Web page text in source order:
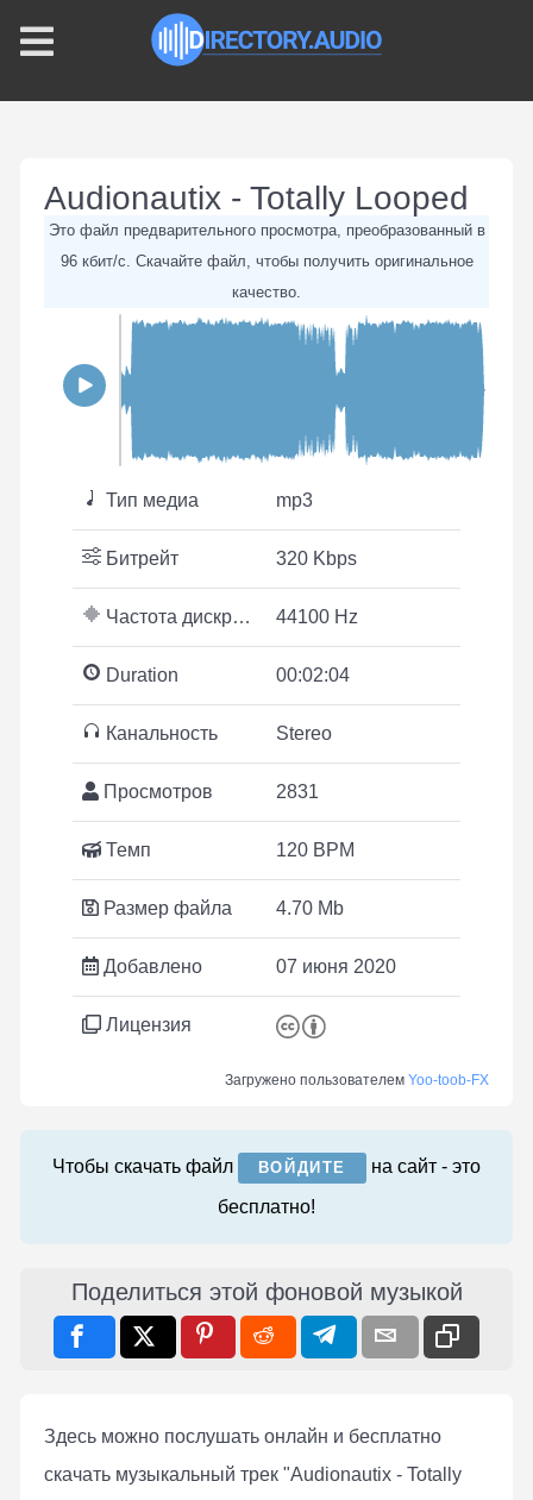
Audionautix - Totally Looped
Это файл предварительного просмотра, преобразованный в
96 кбит/с. Скачайте файл, чтобы получить оригинальное
качество.
Тип медиа mp3
Битрейт 320 Kbps
Частота дискретизации 44100 Hz
Duration 00:02:04
Канальность Stereo
Просмотров 2831
Темп 120 BPM
Размер файла 4.70 Mb
Добавлено 07 июня 2020
Лицензия
Загружено пользователем Yoo-toob-FX
Чтобы скачать файл ВОЙДИТЕ
на сайт - это
бесплатно!
Поделиться этой фоновой музыкой
Здесь можно послушать онлaйн и бесплатно
скачать музыкальный трек "Audionautix - Totally